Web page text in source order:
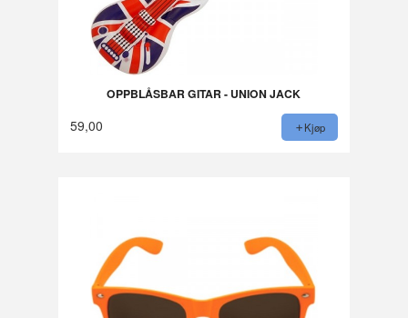
OPPBLÅSBAR GITAR - UNION JACK
59,00 Kjøp